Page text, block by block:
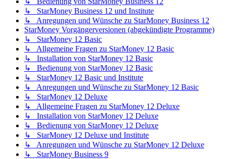
↳ StarMoney Business 12 und Institute
↳ Anregungen und Wünsche zu StarMoney Business 12
StarMoney Vorgängerversionen (abgekündigte Programme)
↳ StarMoney 12 Basic
↳ Allgemeine Fragen zu StarMoney 12 Basic
↳ Installation von StarMoney 12 Basic
↳ Bedienung von StarMoney 12 Basic
↳ StarMoney 12 Basic und Institute
↳ Anregungen und Wünsche zu StarMoney 12 Basic
↳ StarMoney 12 Deluxe
↳ Allgemeine Fragen zu StarMoney 12 Deluxe
↳ Installation von StarMoney 12 Deluxe
↳ Bedienung von StarMoney 12 Deluxe
↳ StarMoney 12 Deluxe und Institute
↳ Anregungen und Wünsche zu StarMoney 12 Deluxe
↳ StarMoney Business 9